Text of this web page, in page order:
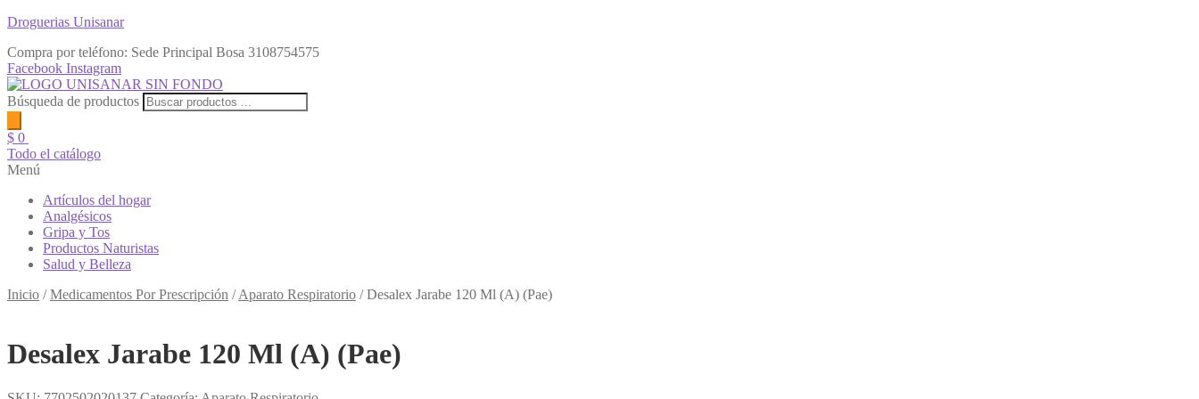
Droguerias Unisanar
Compra por teléfono: Sede Principal Bosa 3108754575
Facebook Instagram
Búsqueda de productos
$ 0
Todo el catálogo
Menú
Artículos del hogar
Analgésicos
Gripa y Tos
Productos Naturistas
Salud y Belleza
Inicio /Medicamentos Por Prescripción /Aparato Respiratorio /Desalex Jarabe 120 Ml (A) (Pae)
Desalex Jarabe 120 Ml (A) (Pae)